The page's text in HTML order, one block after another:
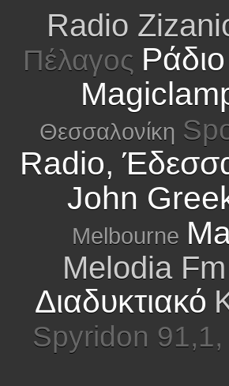
Radio
Πέλαγος
Θεσσαλονίκη
Radio,
John
Melbourne
Melodia
Διαδυκτιακό
Spyridon 91,1,